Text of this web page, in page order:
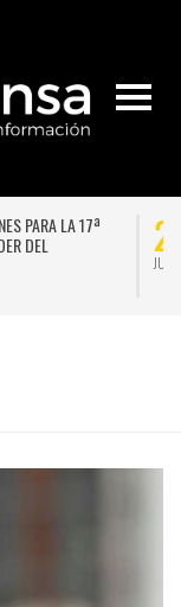
PARA LA 17ª
DEL
JUL